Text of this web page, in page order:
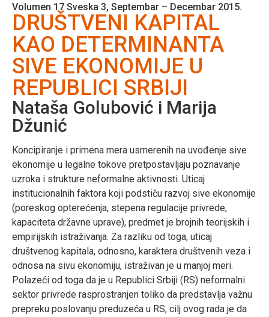
Volumen 17 Sveska 3, Septembar – Decembar 2015.
DRUŠTVENI KAPITAL
KAO DETERMINANTA
SIVE EKONOMIJE U
REPUBLICI SRBIJI
Nataša Golubović i Marija
Džunić
Koncipiranje i primena mera usmerenih na uvođenje sive
ekonomije u legalne tokove pretpostavljaju poznavanje
uzroka i strukture neformalne aktivnosti. Uticaj
institucionalnih faktora koji podstiču razvoj sive ekonomije
(poreskog opterećenja, stepena regulacije privrede,
kapaciteta državne uprave), predmet je brojnih teorijskih i
empirijskih istraživanja. Za razliku od toga, uticaj
društvenog kapitala, odnosno, karaktera društvenih veza i
odnosa na sivu ekonomiju, istraživan je u manjoj meri.
Polazeći od toga da je u Republici Srbiji (RS) neformalni
sektor privrede rasprostranjen toliko da predstavlja važnu
prepreku poslovanju preduzeća u RS, cilj ovog rada je da